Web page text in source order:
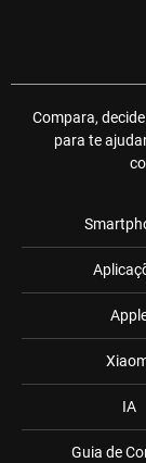
Compara,
para te
IA
Guia de